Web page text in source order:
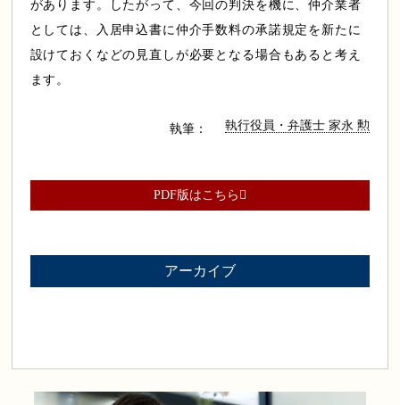
があります。したがって、今回の判決を機に、仲介業者
としては、入居申込書に仲介手数料の承諾規定を新たに
設けておくなどの見直しが必要となる場合もあると考え
ます。
執筆： 執行役員・弁護士 家永 勲
PDF版はこちら
アーカイブ